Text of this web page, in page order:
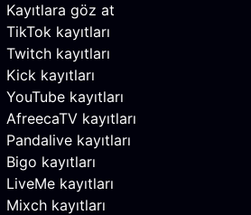
Kayıtlara göz at
TikTok kayıtları
Twitch kayıtları
Kick kayıtları
YouTube kayıtları
AfreecaTV kayıtları
Pandalive kayıtları
Bigo kayıtları
LiveMe kayıtları
Mixch kayıtları